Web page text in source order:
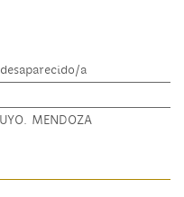
a
MENDOZA